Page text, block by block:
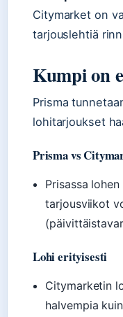
Citymarket on
tarjouslehtiä
Kumpi on
Prisma
lohitarjoukset
Prisma vs
Prisassa
tarjousviikot
Lohi erityisesti
Citymarketin
halvempia